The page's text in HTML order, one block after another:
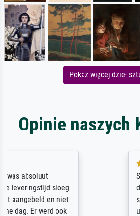
Pokaż więcej dzieł
Opinie naszych
Sehr gute Qualität des
des Rahmens! Unser Bild wurde
sorgfältig und sicher verpackt,
unbeschadet bei uns ankam.